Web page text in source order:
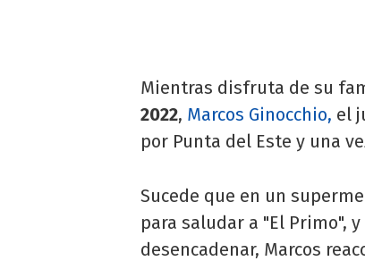
Mientras disfruta de su
2022, Marcos Ginocchio, el
por Punta del Este y una
Sucede que en un
para saludar a "El Primo",
desencadenar, Marcos